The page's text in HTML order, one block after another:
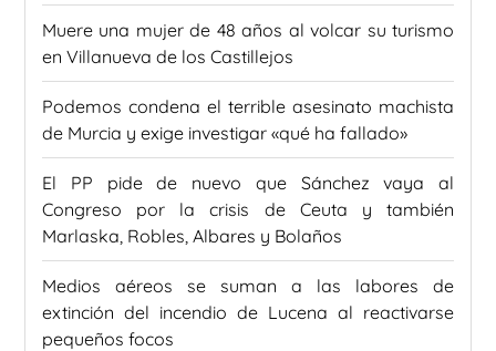
Muere una mujer de 48 años al volcar su turismo
en Villanueva de los Castillejos
Podemos condena el terrible asesinato machista
de Murcia y exige investigar «qué ha fallado»
El PP pide de nuevo que Sánchez vaya al
Congreso por la crisis de Ceuta y también
Marlaska, Robles, Albares y Bolaños
Medios aéreos se suman a las labores de
extinción del incendio de Lucena al reactivarse
pequeños focos